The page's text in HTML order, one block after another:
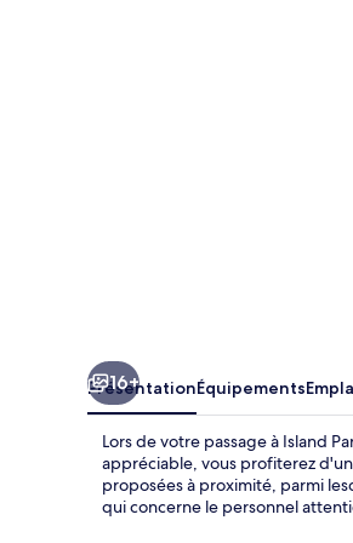
16+
PrésentationÉquipements
Lors de votre passage à Island
appréciable, vous profiterez
proposées à proximité, parmi
qui concerne le personnel